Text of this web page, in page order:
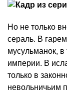
Но не только
сераль. В
мусульманок,
империи. В
только в
невольничьим